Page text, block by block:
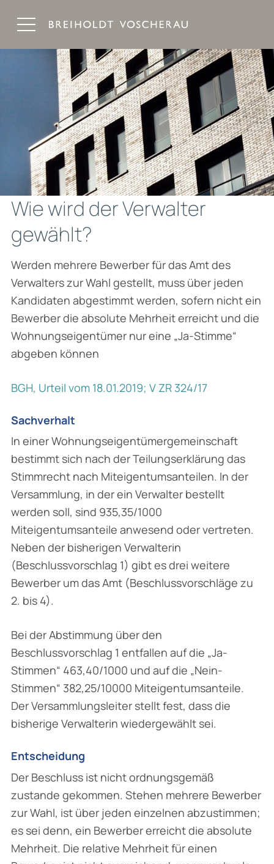
Wie wird der Verwalter
gewählt?
Werden mehrere Bewerber für das Amt des
Verwalters zur Wahl gestellt, muss über jeden
Kandidaten abgestimmt werden, sofern nicht ein
Bewerber die absolute Mehrheit erreicht und die
Wohnungseigentümer nur eine „Ja-Stimme“
abgeben können
BGH, Urteil vom 18.01.2019; V ZR 324/17
Sachverhalt
In einer Wohnungseigentümergemeinschaft
bestimmt sich nach der Teilungserklärung das
Stimmrecht nach Miteigentumsanteilen. In der
Versammlung, in der ein Verwalter bestellt
werden soll, sind 935,35/1000
Miteigentumsanteile anwesend oder vertreten.
Neben der bisherigen Verwalterin
(Beschlussvorschlag 1) gibt es drei weitere
Bewerber um das Amt (Beschlussvorschläge zu
2. bis 4).
Bei der Abstimmung über den
Beschlussvorschlag 1 entfallen auf die „Ja-
Stimmen“ 463,40/1000 und auf die „Nein-
Stimmen“ 382,25/10000 Miteigentumsanteile.
Der Versamm­lungsleiter stellt fest, dass die
bisherige Verwalterin wiedergewählt sei.
Entscheidung
Der Beschluss ist nicht ordnungsgemäß
zustande gekommen. Stehen mehrere Bewerber
zur Wahl, ist über jeden einzelnen abzustimmen;
es sei denn, ein Bewerber erreicht die absolute
Mehrheit. Die relative Mehrheit für einen